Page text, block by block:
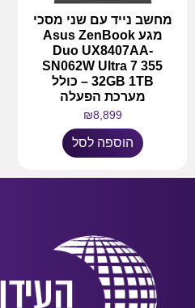
מחשב נייד עם שני מסכי
מגע Asus ZenBook
Duo UX8407AA-
SN062W Ultra 7 355
32GB 1TB – כולל
מערכת הפעלה
₪8,899
הוספה לסל